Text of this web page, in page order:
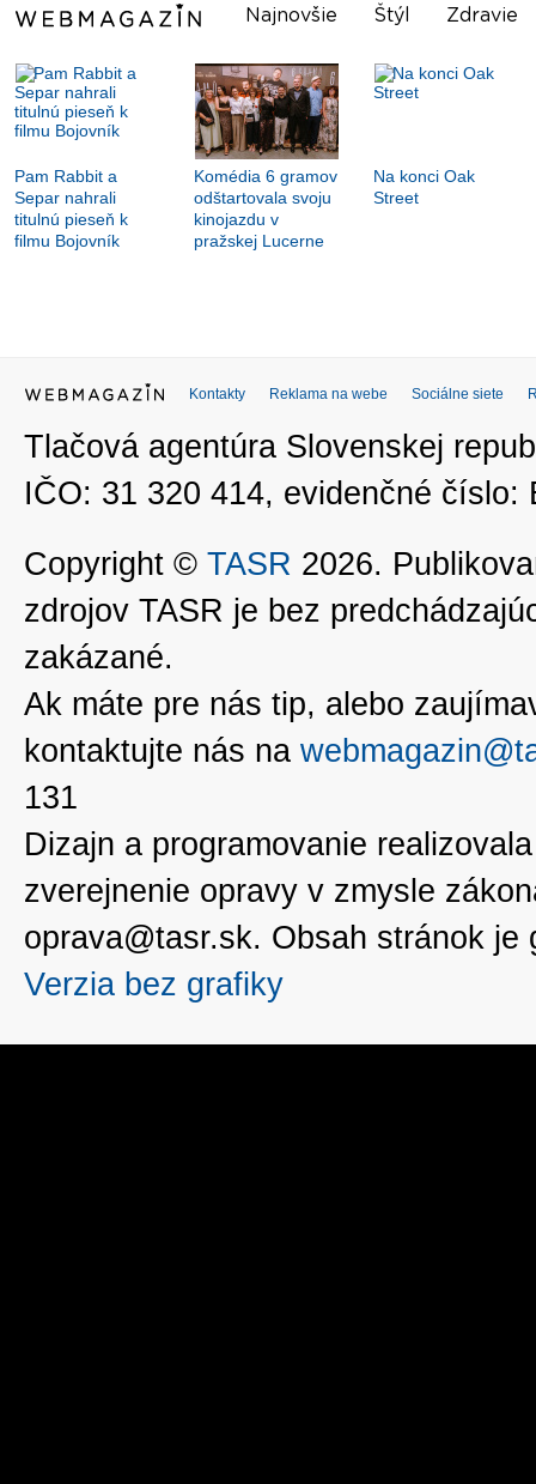
Najnovšie Štýl Zdravie
Pam Rabbit a
Separ nahrali
titulnú pieseň k
filmu Bojovník
Komédia 6 gramov
odštartovala svoju
kinojazdu v
pražskej Lucerne
Na konci Oak
Street
Kontakty Reklama na webe Sociálne siete
Tlačová agentúra Slovenskej
IČO: 31 320 414, evidenčné číslo:
Copyright © TASR 2026.
zdrojov TASR je bez
zakázané.
Ak máte pre nás tip, alebo
kontaktujte nás na
131
Dizajn a programovanie
zverejnenie opravy v zmysle
oprava@tasr.sk. Obsah stránok
Verzia bez grafiky